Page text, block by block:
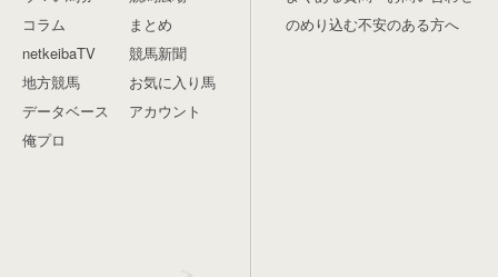
コラム
netkeibaTV
地方競馬
データベース
俺プロ
まとめ
競馬新聞
お気に入り馬
アカウント
のめり込む不安のある方へ